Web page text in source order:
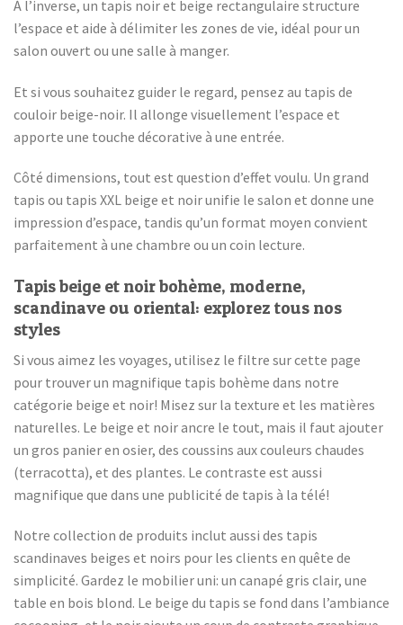
À l’inverse, un tapis noir et beige rectangulaire structure
l’espace et aide à délimiter les zones de vie, idéal pour un
salon ouvert ou une salle à manger.
Et si vous souhaitez guider le regard, pensez au tapis de
couloir beige-noir. Il allonge visuellement l’espace et
apporte une touche décorative à une entrée.
Côté dimensions, tout est question d’effet voulu. Un grand
tapis ou tapis XXL beige et noir unifie le salon et donne une
impression d’espace, tandis qu’un format moyen convient
parfaitement à une chambre ou un coin lecture.
Tapis beige et noir bohème, moderne,
scandinave ou oriental: explorez tous nos
styles
Si vous aimez les voyages, utilisez le filtre sur cette page
pour trouver un magnifique tapis bohème dans notre
catégorie beige et noir! Misez sur la texture et les matières
naturelles. Le beige et noir ancre le tout, mais il faut ajouter
un gros panier en osier, des coussins aux couleurs chaudes
(terracotta), et des plantes. Le contraste est aussi
magnifique que dans une publicité de tapis à la télé!
Notre collection de produits inclut aussi des tapis
scandinaves beiges et noirs pour les clients en quête de
simplicité. Gardez le mobilier uni: un canapé gris clair, une
table en bois blond. Le beige du tapis se fond dans l’ambiance